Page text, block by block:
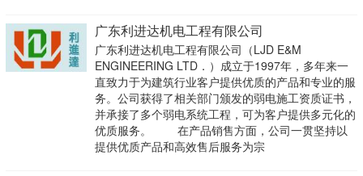
广东利进达机电工程有限公司
广东利进达机电工程有限公司（LJD E&M
ENGINEERING LTD．）成立于1997年，多年来一
直致力于为建筑行业客户提供优质的产品和专业的服
务。公司获得了相关部门颁发的弱电施工资质证书，
并承接了多个弱电系统工程，可为客户提供多元化的
优质服务。 在产品销售方面，公司一贯坚持以
提供优质产品和高效售后服务为宗